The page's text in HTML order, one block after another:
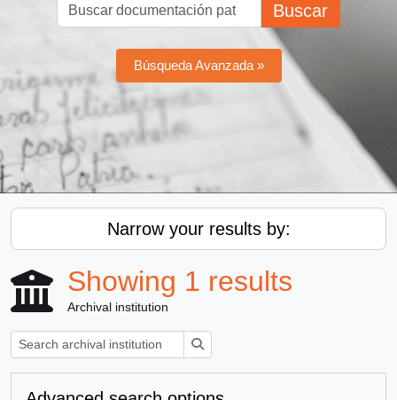
Buscar
Búsqueda Avanzada »
Narrow your results by:
Showing 1 results
Archival institution